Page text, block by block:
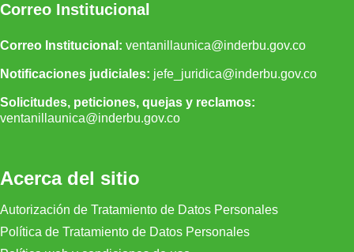
Correo Institucional
Correo Institucional: ventanillaunica@inderbu.gov.co
Notificaciones judiciales: jefe_juridica@inderbu.gov.co
Solicitudes, peticiones, quejas y reclamos:
ventanillaunica@inderbu.gov.co
Acerca del sitio
Autorización de Tratamiento de Datos Personales
Política de Tratamiento de Datos Personales